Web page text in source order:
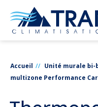
Accueil Unité murale bi-
multizone Performance